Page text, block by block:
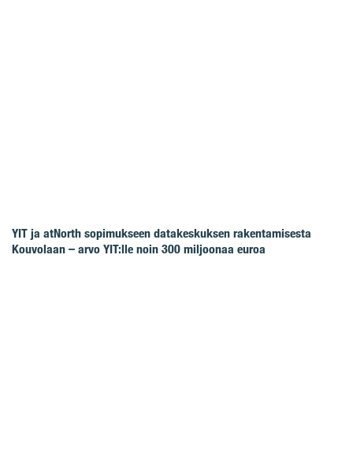
YIT ja atNorth sopimukseen datakeskuksen rakentamisesta
Kouvolaan – arvo YIT:lle noin 300 miljoonaa euroa